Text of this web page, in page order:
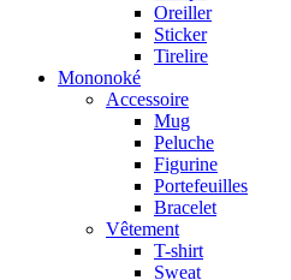
Oreiller
Sticker
Tirelire
Mononoké
Accessoire
Mug
Peluche
Figurine
Portefeuilles
Bracelet
Vêtement
T-shirt
Sweat